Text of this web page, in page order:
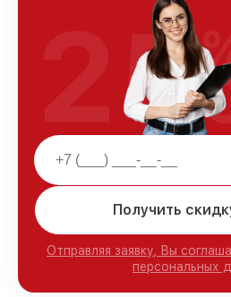
Получить
Отправляя заявку, Вы
персональных
25